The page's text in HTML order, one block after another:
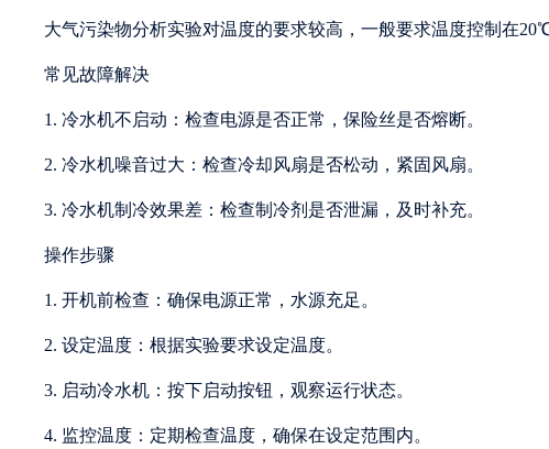
大气污染物分析实验对温度的要求较高，一般要求温度控制在
常见故障解决
1. 冷水机不启动：检查电源是否正常，保险丝是否熔断。
2. 冷水机噪音过大：检查冷却风扇是否松动，紧固风扇。
3. 冷水机制冷效果差：检查制冷剂是否泄漏，及时补充。
操作步骤
1. 开机前检查：确保电源正常，水源充足。
2. 设定温度：根据实验要求设定温度。
3. 启动冷水机：按下启动按钮，观察运行状态。
4. 监控温度：定期检查温度，确保在设定范围内。